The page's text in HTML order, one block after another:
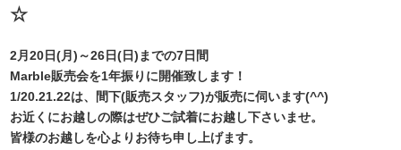
☆
2月20日(月)～26日(日)までの7日間
Marble販売会を1年振りに開催致します！
1/20.21.22は、間下(販売スタッフ)が販売に伺います(^^)
お近くにお越しの際はぜひご試着にお越し下さいませ。
皆様のお越しを心よりお待ち申し上げます。